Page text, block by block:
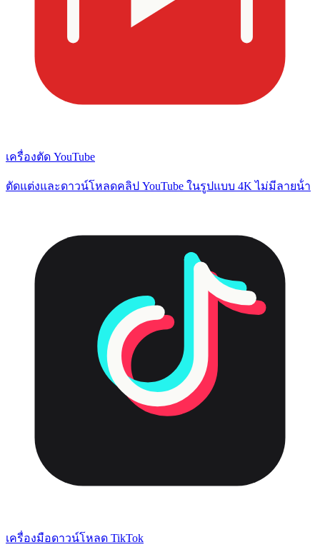
เครื่องตัด YouTube
ตัดแต่งและดาวน์โหลดคลิป YouTube ในรูปแบบ 4K ไม่มีลายน้ํา
เครื่องมือดาวน์โหลด TikTok